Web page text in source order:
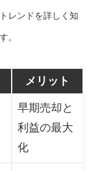
レンドを詳しく知
。
メリット
早期売却と
利益の最大
化